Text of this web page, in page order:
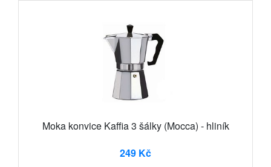
Moka konvice Kaffia 3 šálky (Mocca) - hliník
249 Kč